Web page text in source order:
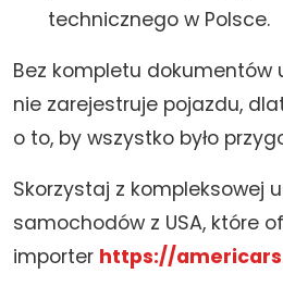
technicznego w Polsce.
Bez kompletu dokumentów
nie zarejestruje pojazdu,
o to, by wszystko było
Skorzystaj z kompleksowej
samochodów z USA, które
importer https://